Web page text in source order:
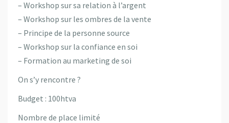
– Workshop sur sa relation à l’argent
– Workshop sur les ombres de la vente
– Principe de la personne source
– Workshop sur la confiance en soi
– Formation au marketing de soi
On s’y rencontre ?
Budget : 100htva
Nombre de place limité